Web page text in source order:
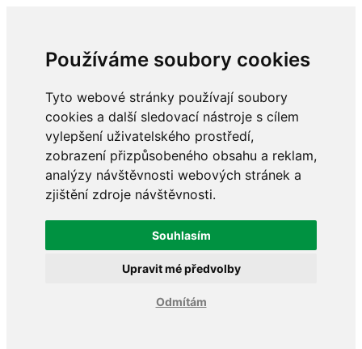
Používáme soubory cookies
Tyto webové stránky používají soubory
cookies a další sledovací nástroje s cílem
vylepšení uživatelského prostředí,
zobrazení přizpůsobeného obsahu a reklam,
analýzy návštěvnosti webových stránek a
zjištění zdroje návštěvnosti.
Souhlasím
Odmítám
Upravit mé předvolby